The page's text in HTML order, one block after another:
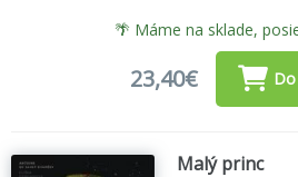
🌴 Máme na sklade,
23,40€
Malý princ